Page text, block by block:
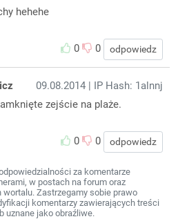
hehehe
0 0 odpowiedz
09.08.2014 | IP Hash: 1alnnj
zejście na plaże.
0 0 odpowiedz
za komentarze
w postach na forum oraz
Zastrzegamy sobie prawo
komentarzy zawierających treści
uznane jako obraźliwe.